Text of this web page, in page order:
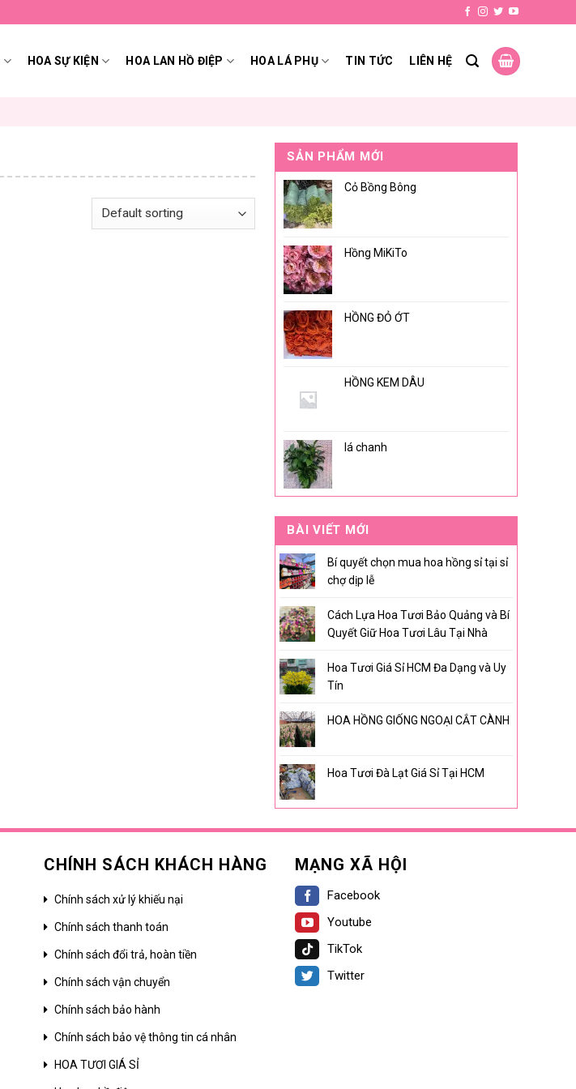
HOA SỰ KIỆN HOA LAN HỒ ĐIỆP HOA LÁ PHỤ TIN TỨC LIÊN HỆ
SẢN PHẨM MỚI
Cỏ Bồng Bông
Hồng MiKiTo
HỒNG ĐỎ ỚT
HỒNG KEM DÂU
lá chanh
BÀI VIẾT MỚI
Bí quyết chọn mua hoa hồng sỉ tại sỉ
chợ dịp lễ
Cách Lựa Hoa Tươi Bảo Quảng và Bí
Quyết Giữ Hoa Tươi Lâu Tại Nhà
Hoa Tươi Giá Sỉ HCM Đa Dạng và Uy
Tín
HOA HỒNG GIỐNG NGOẠI CẮT CÀNH
Hoa Tươi Đà Lạt Giá Sỉ Tại HCM
CHÍNH SÁCH KHÁCH HÀNG
Chính sách xử lý khiếu nại
Chính sách thanh toán
Chính sách đổi trả, hoàn tiền
Chính sách vận chuyển
Chính sách bảo hành
Chính sách bảo vệ thông tin cá nhân
HOA TƯƠI GIÁ SỈ
MẠNG XÃ HỘI
Facebook
Youtube
TikTok
Twitter